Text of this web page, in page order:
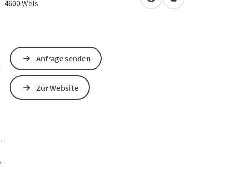
4600 Wels in Google Maps öffnen
in Apple Maps
Anfrage senden
Zur Website